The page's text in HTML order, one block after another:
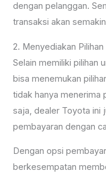
dengan pelanggan.
transaksi akan
2. Menyediakan
Selain memiliki pilihan
bisa menemukan
tidak hanya menerima
saja, dealer Toyota ini
pembayaran dengan
Dengan opsi
berkesempatan